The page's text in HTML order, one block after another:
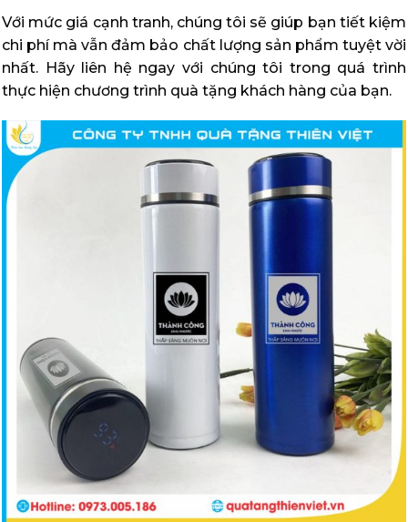
Với mức giá cạnh tranh, chúng tôi sẽ giúp bạn tiết kiệm
chi phí mà vẫn đảm bảo chất lượng sản phẩm tuyệt vời
nhất. Hãy liên hệ ngay với chúng tôi trong quá trình
thực hiện chương trình quà tặng khách hàng của bạn.